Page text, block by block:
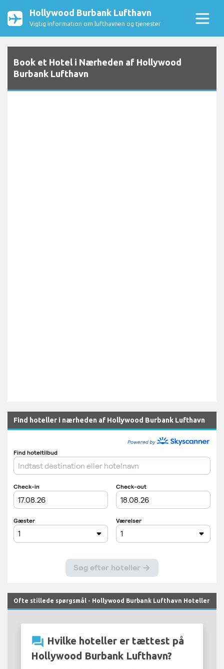
Hollywood Burbank Lufthavn
Vigtig information om lufthavnen og tjenester
Book et Hotel i Nærheden af Hollywood
Burbank Lufthavn
Find hoteller i nærheden af Hollywood Burbank Lufthavn
Ofte stillede spørgsmål - Hollywood Burbank Lufthavn Hoteller
question_answer Hvilke hoteller er tættest på
Hollywood Burbank Lufthavn?